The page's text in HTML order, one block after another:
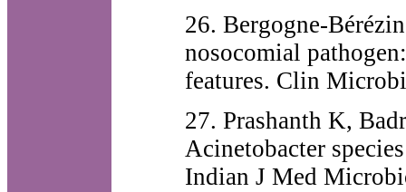
26. Bergogne-
nosocomial
features. Clin
27. Prashanth K,
Acinetobacter
Indian J Med